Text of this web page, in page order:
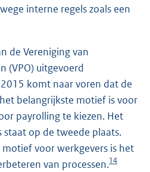
interne regels zoals een
de Vereniging van
(VPO) uitgevoerd
komt naar voren dat de
belangrijkste motief is voor
payrolling te kiezen. Het
staat op de tweede plaats.
voor werkgevers is het
van processen.14